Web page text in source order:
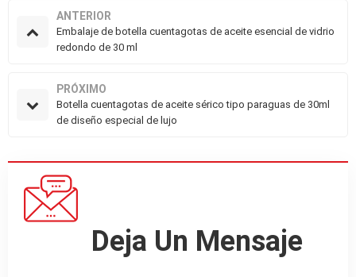
ANTERIOR
Embalaje de botella cuentagotas de aceite esencial de vidrio
redondo de 30 ml
PRÓXIMO
Botella cuentagotas de aceite sérico tipo paraguas de 30ml
de diseño especial de lujo
Deja Un Mensaje